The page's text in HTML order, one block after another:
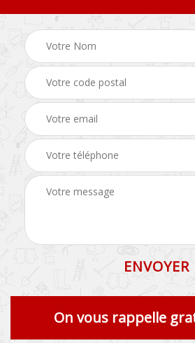
On vous rappelle